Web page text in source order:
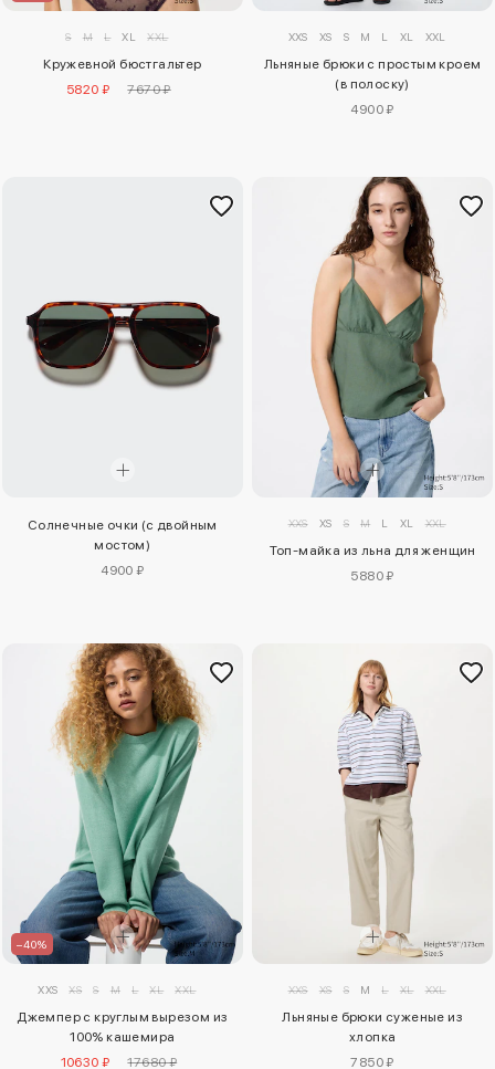
S M L XL XXL
Кружевной бюстгальтер
5820 ₽
7670 ₽
XXS XS S M L XL XXL
Льняные брюки с простым кроем
(в полоску)
4900 ₽
Солнечные очки (с двойным
мостом)
4900 ₽
XXS XS S M L XL XXL
Топ-майка из льна для женщин
5880 ₽
–40%
XXS XS S M L XL XXL
Джемпер с круглым вырезом из
100% кашемира
10630 ₽
17680 ₽
XXS XS S M L XL XXL
Льняные брюки суженые из
хлопка
7850 ₽